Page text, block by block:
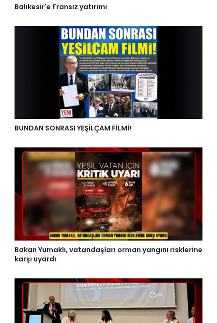
Balıkesir'e Fransız yatırımı
BUNDAN SONRASI YEŞİLÇAM FİLMİ!
Bakan Yumaklı, vatandaşları orman yangını risklerine
karşı uyardı